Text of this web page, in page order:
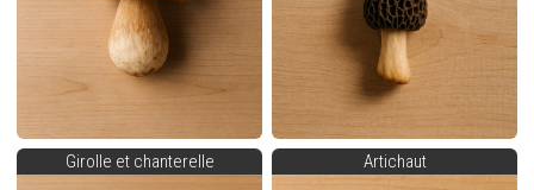
Girolle et chanterelle Artichaut